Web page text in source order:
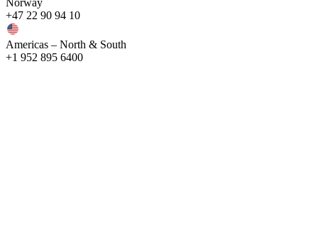
Norway
+47 22 90 94 10
Americas – North & South
+1 952 895 6400